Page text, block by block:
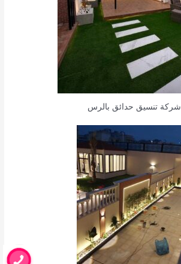
شركة تنسيق حدائق بالرس